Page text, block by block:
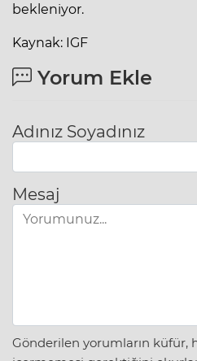
bekleniyor.
Kaynak: IGF
Yorum Ekle
Adınız Soyadınız
Mesaj
Gönderilen yorumların küfür,